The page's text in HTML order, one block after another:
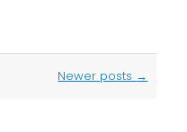
Newer posts →